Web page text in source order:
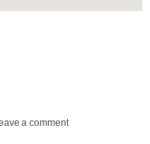
a comment